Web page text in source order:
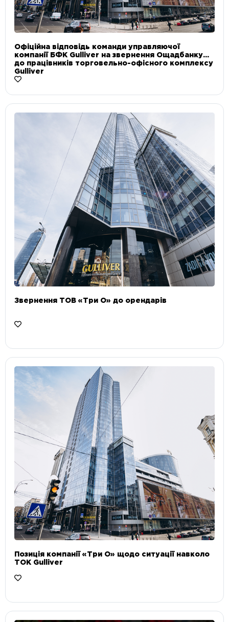
Офіційна відповідь команди управляючої
компанії БФК Gulliver на звернення Ощадбанку
до працівників торговельно-офісного комплексу
Gulliver
Звернення ТОВ «Три О» до орендарів
Позиція компанії «Три О» щодо ситуації навколо
ТОК Gulliver